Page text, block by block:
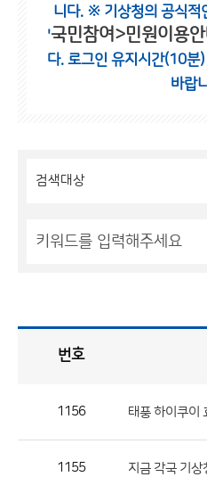
니다. ※ 기상청의 공식적
'국민참여>민원이용안
다. 로그인 유지시간(10분)
바랍
번호
1156 태풍 하이쿠이
1155 지금 각국 기상